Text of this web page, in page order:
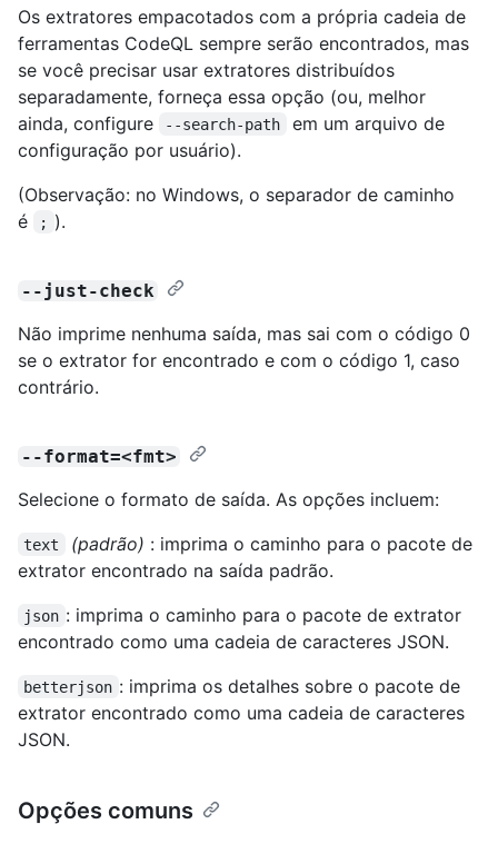
Os extratores empacotados com a própria cadeia de
ferramentas CodeQL sempre serão encontrados, mas
se você precisar usar extratores distribuídos
separadamente, forneça essa opção (ou, melhor
ainda, configure
--search-path
em um arquivo de
configuração por usuário).
(Observação: no Windows, o separador de caminho
é
; ).
--just-check
Não imprime nenhuma saída, mas sai com o código 0
se o extrator for encontrado e com o código 1, caso
contrário.
--format=<fmt>
Selecione o formato de saída. As opções incluem:
text (padrão) : imprima o caminho para o pacote de
extrator encontrado na saída padrão.
json : imprima o caminho para o pacote de extrator
encontrado como uma cadeia de caracteres JSON.
betterjson : imprima os detalhes sobre o pacote de
extrator encontrado como uma cadeia de caracteres
JSON.
Opções comuns